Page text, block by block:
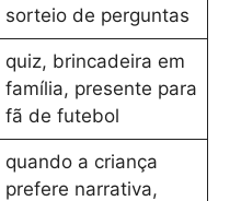
sorteio de perguntas
quiz, brincadeira em
família, presente para
fã de futebol
quando a criança
prefere narrativa,